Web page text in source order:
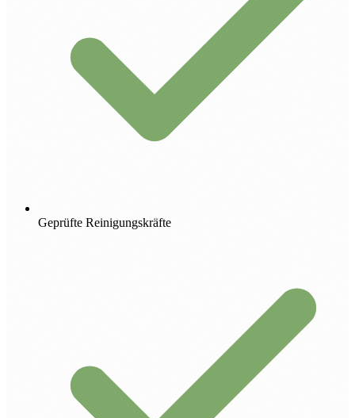
Geprüfte Reinigungskräfte